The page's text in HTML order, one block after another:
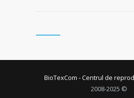
2008-2025 ©
BioTexCom - Centrul de